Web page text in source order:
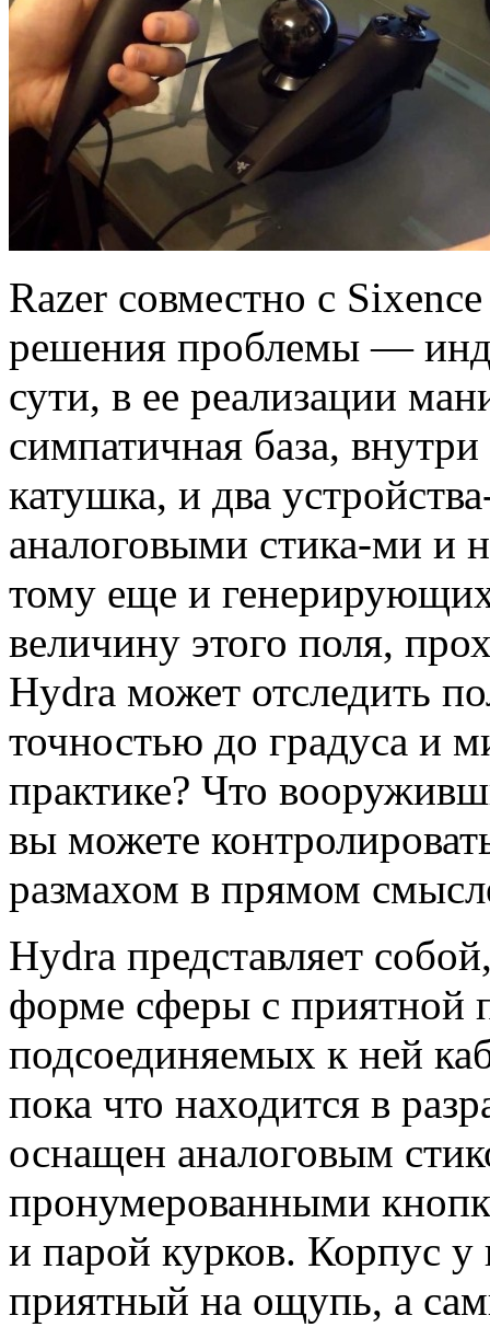
Razer совместно с
решения проблемы —
сути, в ее реализации
симпатичная база,
катушка, и два
аналоговыми стика-ми и
тому еще и
величину этого поля,
Hydra может отследить
точностью до градуса и
практике? Что
вы можете
размахом в прямом
Hydra представляет
форме сферы с приятной
подсоединяемых к ней
пока что находится в
оснащен аналоговым
пронумерованными
и парой курков. Корпус
приятный на ощупь, а